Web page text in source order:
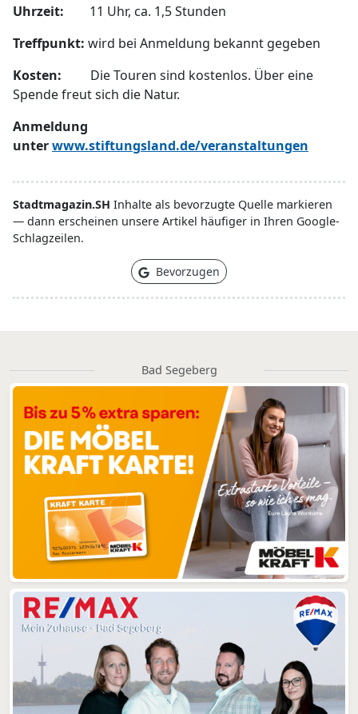
Uhrzeit: 11 Uhr, ca. 1,5 Stunden
Treffpunkt: wird bei Anmeldung bekannt gegeben
Kosten: Die Touren sind kostenlos. Über eine
Spende freut sich die Natur.
Anmeldung
unterwww.stiftungsland.de/veranstaltungen
Stadtmagazin.SH Inhalte als bevorzugte Quelle markieren
— dann erscheinen unsere Artikel häufiger in Ihren Google-
Schlagzeilen.
Bevorzugen
Bad Segeberg